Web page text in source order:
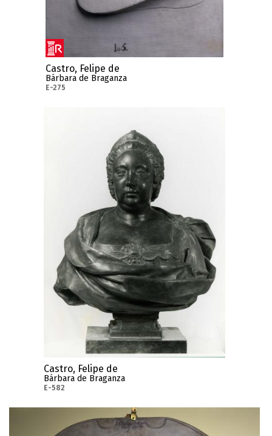
Castro, Felipe de
Bárbara de Braganza
E-275
Castro, Felipe de
Bárbara de Braganza
E-582